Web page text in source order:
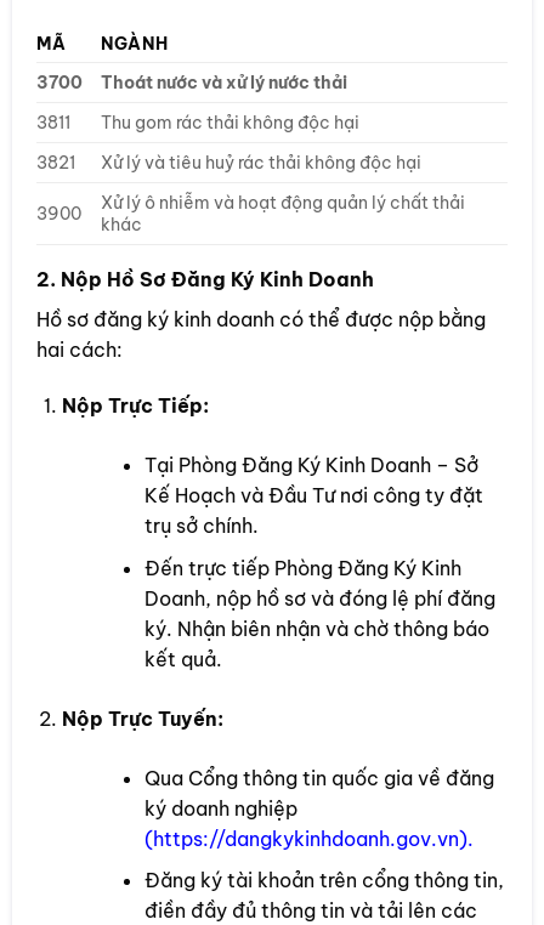
MÃ
NGÀNH
3700
Thoát nước và xử lý nước thải
3811
Thu gom rác thải không độc hại
3821
Xử lý và tiêu huỷ rác thải không độc hại
3900
Xử lý ô nhiễm và hoạt động quản lý chất thải
khác
2. Nộp Hồ Sơ Đăng Ký Kinh Doanh
Hồ sơ đăng ký kinh doanh có thể được nộp bằng
hai cách:
Nộp Trực Tiếp:
Tại Phòng Đăng Ký Kinh Doanh – Sở
Kế Hoạch và Đầu Tư nơi công ty đặt
trụ sở chính.
Đến trực tiếp Phòng Đăng Ký Kinh
Doanh, nộp hồ sơ và đóng lệ phí đăng
ký. Nhận biên nhận và chờ thông báo
kết quả.
Nộp Trực Tuyến:
Qua Cổng thông tin quốc gia về đăng
ký doanh nghiệp
(https://dangkykinhdoanh.gov.vn).
Đăng ký tài khoản trên cổng thông tin,
điền đầy đủ thông tin và tải lên các